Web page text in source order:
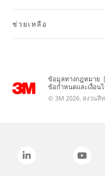
ช่วยเหลือ
ข้อมูลทางกฎหมาย |
ข้อกำหนดและเงื่อน
© 3M 2026. สงวนสิ